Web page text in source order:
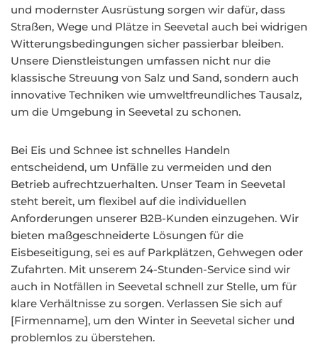
und modernster Ausrüstung sorgen wir dafür, dass
Straßen, Wege und Plätze in Seevetal auch bei widrigen
Witterungsbedingungen sicher passierbar bleiben.
Unsere Dienstleistungen umfassen nicht nur die
klassische Streuung von Salz und Sand, sondern auch
innovative Techniken wie umweltfreundliches Tausalz,
um die Umgebung in Seevetal zu schonen.
Bei Eis und Schnee ist schnelles Handeln
entscheidend, um Unfälle zu vermeiden und den
Betrieb aufrechtzuerhalten. Unser Team in Seevetal
steht bereit, um flexibel auf die individuellen
Anforderungen unserer B2B-Kunden einzugehen. Wir
bieten maßgeschneiderte Lösungen für die
Eisbeseitigung, sei es auf Parkplätzen, Gehwegen oder
Zufahrten. Mit unserem 24-Stunden-Service sind wir
auch in Notfällen in Seevetal schnell zur Stelle, um für
klare Verhältnisse zu sorgen. Verlassen Sie sich auf
[Firmenname], um den Winter in Seevetal sicher und
problemlos zu überstehen.